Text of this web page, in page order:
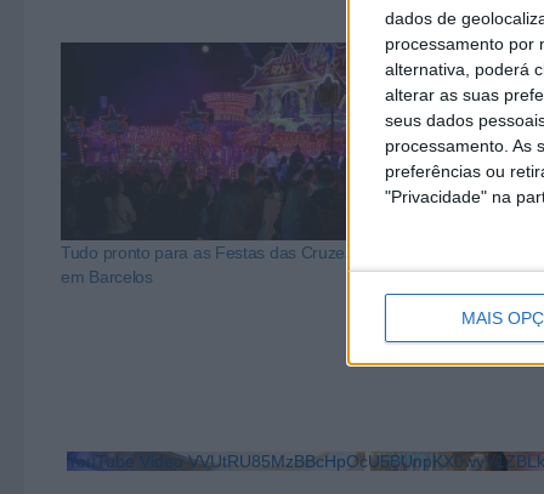
dados de
processamento por
alternativa, poderá
alterar as suas
seus dados
processamento. As
preferências ou
"Privacidade" na
MAIS
Tudo pronto para as Festas das Cruzes 2024
em Barcelos
Barcelos
YouTube Video